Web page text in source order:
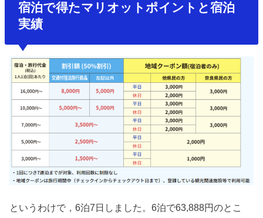
宿泊で得たマリオットポイントと宿泊
実績
というわけで，6泊7日しました。6泊で63,888円のとこ